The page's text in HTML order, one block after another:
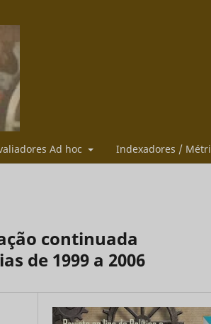
Ad hoc Indexadores /
continuada
de 1999 a 2006